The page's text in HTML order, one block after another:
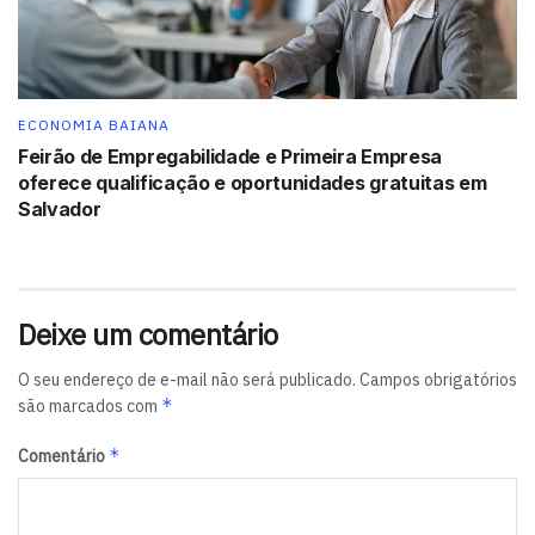
e realizar pagamentos nas maquininhas via QR Code.
(Por
Kelly Oliveira – Repórter da Agência Brasil )
ECONOMIA BAIANA
Feirão de Empregabilidade e Primeira Empresa
oferece qualificação e oportunidades gratuitas em
Salvador
Deixe um comentário
O seu endereço de e-mail não será publicado. Campos obrigatórios
são marcados com *
Comentário *